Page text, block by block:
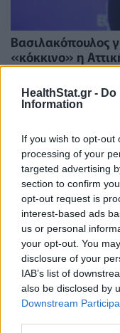
HealthStat.gr - Do
Information
If you wish to opt-out
processing of your
targeted advertising
section to confirm
opt-out request is
interest-based ads
us or personal
your opt-out. You
disclosure of your
IAB’s list of
also be disclosed by
Downstream
Βασιλακόπουλος
«κόκκινο» η